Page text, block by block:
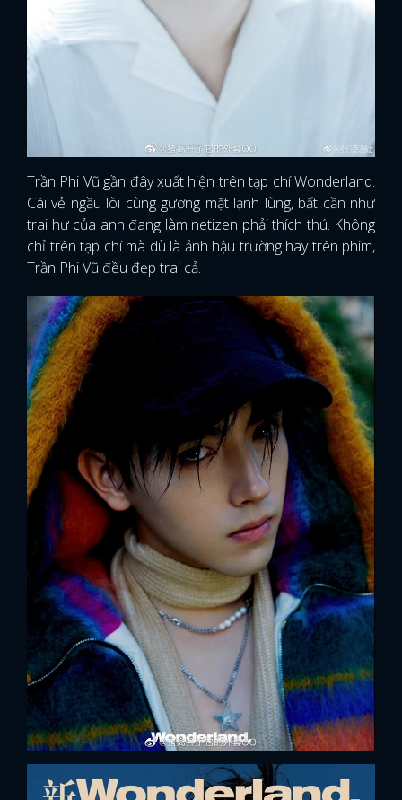
Trần Phi Vũ gần đây xuất hiện trên tạp chí Wonderland.
Cái vẻ ngầu lòi cùng gương mặt lạnh lùng, bất cần như
trai hư của anh đang làm netizen phải thích thú. Không
chỉ trên tạp chí mà dù là ảnh hậu trường hay trên phim,
Trần Phi Vũ đều đẹp trai cả.